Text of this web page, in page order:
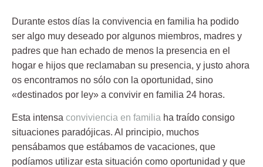
Durante estos días la convivencia en familia ha podido
ser algo muy deseado por algunos miembros, madres y
padres que han echado de menos la presencia en el
hogar e hijos que reclamaban su presencia, y justo ahora
os encontramos no sólo con la oportunidad, sino
«destinados por ley» a convivir en familia 24 horas.
Esta intensa conviviencia en familia ha traído consigo
situaciones paradójicas. Al principio, muchos
pensábamos que estábamos de vacaciones, que
podíamos utilizar esta situación como oportunidad y que